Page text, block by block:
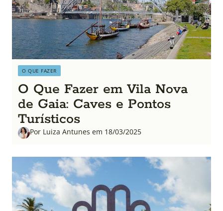
O QUE FAZER
O Que Fazer em Vila Nova
de Gaia: Caves e Pontos
Turísticos
Por Luiza Antunes em 18/03/2025